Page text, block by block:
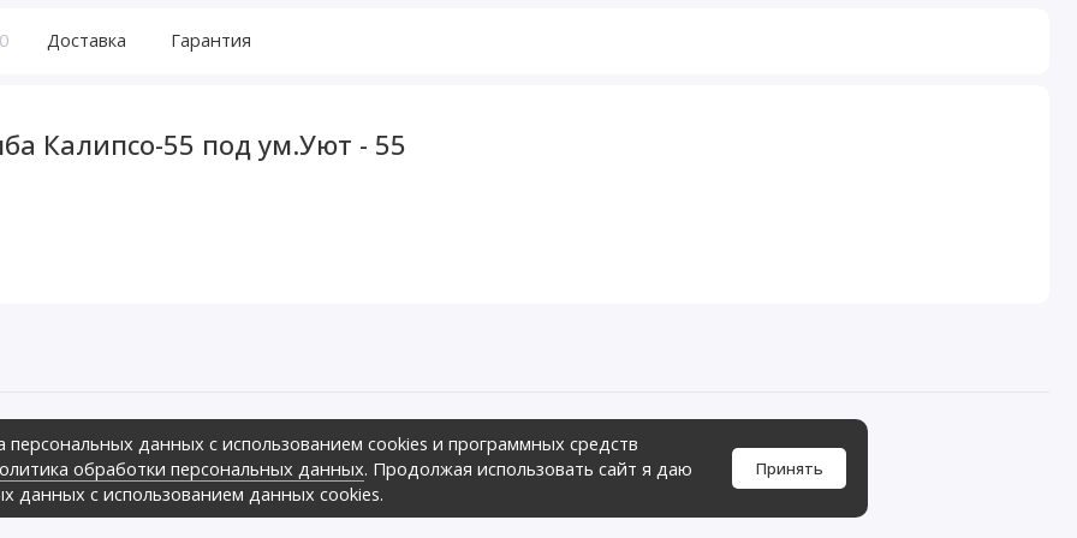
0 Доставка Гарантия
Калипсо-55 под ум.Уют - 55
персональных данных с использованием cookies и программных средств
обработки персональных данных. Продолжая использовать сайт я даю
данных с использованием данных cookies.
Принять
предложить своим клиентам
ценовых диапазонах.,
2026г.